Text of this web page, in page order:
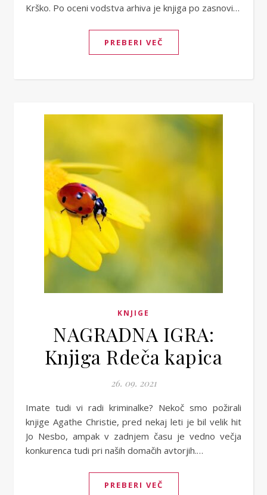
Krško. Po oceni vodstva arhiva je knjiga po zasnovi…
PREBERI VEČ
KNJIGE
NAGRADNA IGRA:
Knjiga Rdeča kapica
26. 09. 2021
Imate tudi vi radi kriminalke? Nekoč smo požirali
knjige Agathe Christie, pred nekaj leti je bil velik hit
Jo Nesbo, ampak v zadnjem času je vedno večja
konkurenca tudi pri naših domačih avtorjih.…
PREBERI VEČ